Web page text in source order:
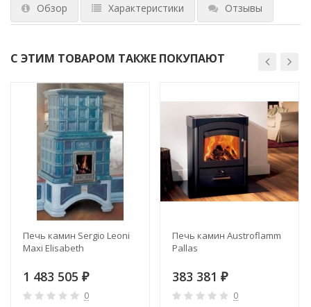
Обзор Характеристики Отзывы
С ЭТИМ ТОВАРОМ ТАКЖЕ ПОКУПАЮТ
Печь камин Sergio Leoni
Maxi Elisabeth
1 483 505 ₽
0
Печь камин Austroflamm
Pallas
383 381 ₽
0